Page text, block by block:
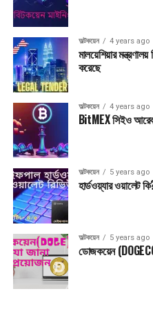
Post Views:
এ বিষয়ে আরও সংবাদ:
UP NEXT
ডেমোক্র্যাটিক সমর্থনে আসছে ক্রিপ্টো
গুরুত্বপূর্ণ
শীঘ্রই $৩ বিলিয়ন ডলার বিটকয়েন
অল্টকয়েন 4 years ago
মালয়েশিয়ার
করেছে
অল্টকয়েন 4 years ago
BitMEX সিইও
অল্টকয়েন 5 years ago
হার্ডওয়্যার ওয়ালেট
অল্টকয়েন 5 years ago
ডোজকয়েন